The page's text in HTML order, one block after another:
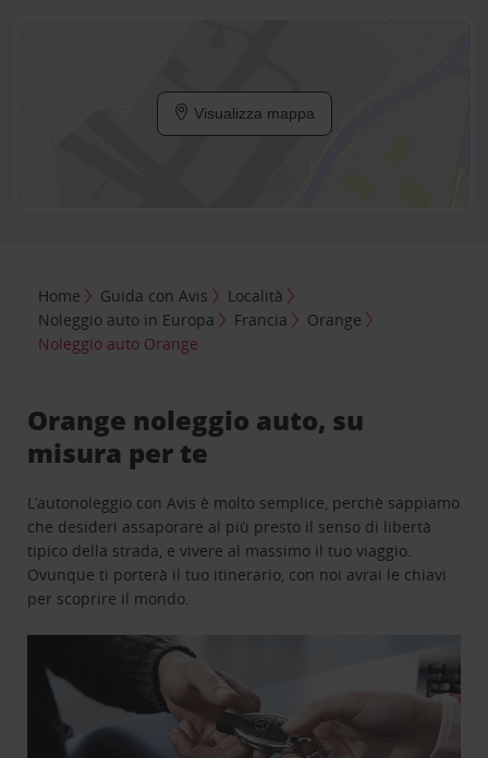
Visualizza mappa
Home Guida con Avis
Località
Noleggio auto in Europa
Francia
Orange
Noleggio auto Orange
Orange noleggio auto, su
misura per te
L’autonoleggio con Avis è molto semplice, perchè sappiamo
che desideri assaporare al più presto il senso di libertà
tipico della strada, e vivere al massimo il tuo viaggio.
Ovunque ti porterà il tuo itinerario, con noi avrai le chiavi
per scoprire il mondo.